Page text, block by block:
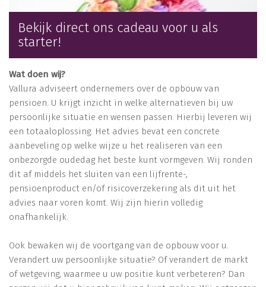
Bekijk direct ons cadeau voor u als
starter!
Wat doen wij?
Vallura adviseert ondernemers over de opbouw van
pensioen. U krijgt inzicht in welke alternatieven bij uw
persoonlijke situatie en wensen passen. Hierbij leveren wij
een totaaloplossing. Het advies bevat een concrete
aanbeveling op welke wijze u het realiseren van een
onbezorgde oudedag het beste kunt vormgeven. Wij ronden
dit af middels het sluiten van een lijfrente-,
pensioenproduct en/of risicoverzekering als dit uit het
advies naar voren komt. Wij zijn hierin volledig
onafhankelijk.
Ook bewaken wij de voortgang van de opbouw voor u.
Verandert uw persoonlijke situatie? Of verandert de markt
of wetgeving, waarmee u uw positie kunt verbeteren? Dan